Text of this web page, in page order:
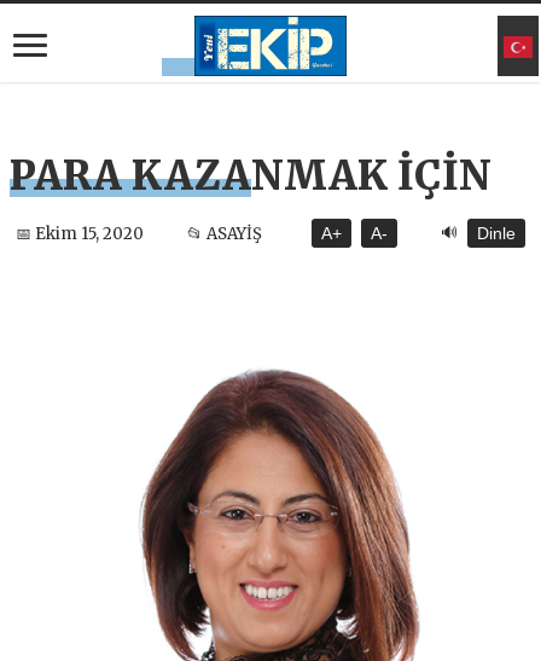
PARA KAZANMAK İÇİN
📅 Ekim 15, 2020 📂 ASAYİŞ A+ A- 🔊 Dinle